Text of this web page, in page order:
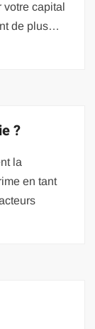
votre capital
de plus…
?
la
en tant